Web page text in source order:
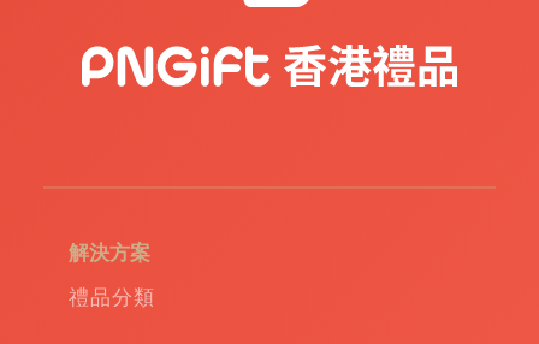
解決方案
禮品分類